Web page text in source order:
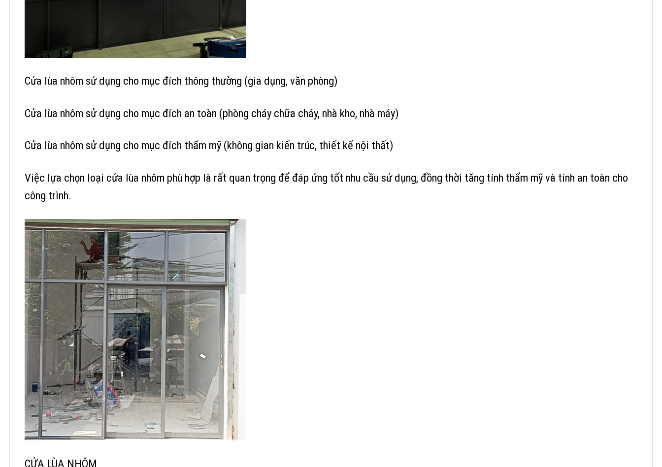
Cửa lùa nhôm sử dụng cho mục đích thông thường (gia dụng, văn phòng)
Cửa lùa nhôm sử dụng cho mục đích an toàn (phòng cháy chữa cháy, nhà kho, nhà máy)
Cửa lùa nhôm sử dụng cho mục đích thẩm mỹ (không gian kiến trúc, thiết kế nội thất)
Việc lựa chọn loại cửa lùa nhôm phù hợp là rất quan trọng để đáp ứng tốt nhu cầu sử dụng, đồng thời tăng tính thẩm mỹ và tính an toàn cho
công trình.
CỬA LÙA NHÔM